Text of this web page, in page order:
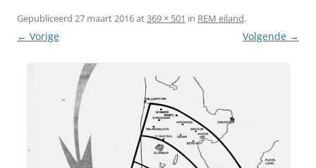
Gepubliceerd 27 maart 2016at369 × 501 in REM eiland.
← Vorige Volgende →